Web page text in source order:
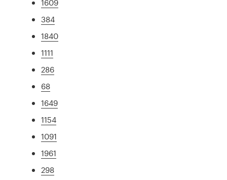
1609
384
1840
1111
286
68
1649
1154
1091
1961
298